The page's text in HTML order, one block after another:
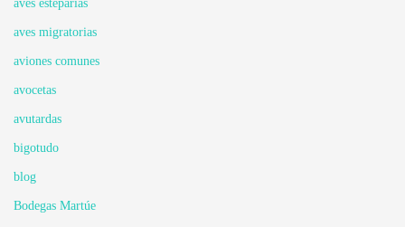
aves esteparias
aves migratorias
aviones comunes
avocetas
avutardas
bigotudo
blog
Bodegas Martúe